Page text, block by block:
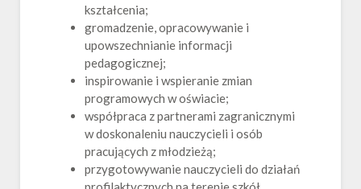
kształcenia;
gromadzenie, opracowywanie i
upowszechnianie informacji
pedagogicznej;
inspirowanie i wspieranie zmian
programowych w oświacie;
współpraca z partnerami zagranicznymi
w doskonaleniu nauczycieli i osób
pracujących z młodzieżą;
przygotowywanie nauczycieli do działań